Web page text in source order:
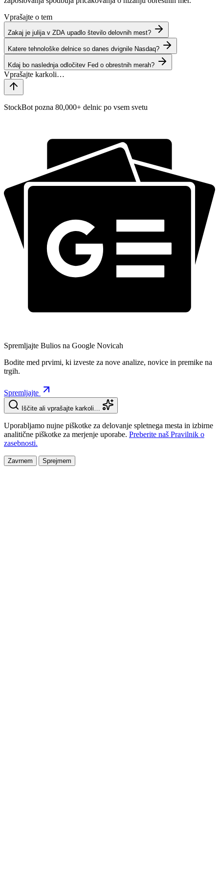
Vprašajte o tem
Zakaj je julija v ZDA upadlo število delovnih mest?
Katere tehnološke delnice so danes dvignile Nasdaq?
Kdaj bo naslednja odločitev Fed o obrestnih merah?
StockBot pozna 80,000+ delnic po vsem svetu
Spremljajte Bulios na Google Novicah
Bodite med prvimi, ki izveste za nove analize, novice in premike na
trgih.
Spremljajte
Iščite ali vprašajte karkoli…
Uporabljamo nujne piškotke za delovanje spletnega mesta in izbirne
analitične piškotke za merjenje uporabe. Preberite naš Pravilnik o
zasebnosti.
Zavrnem Sprejmem